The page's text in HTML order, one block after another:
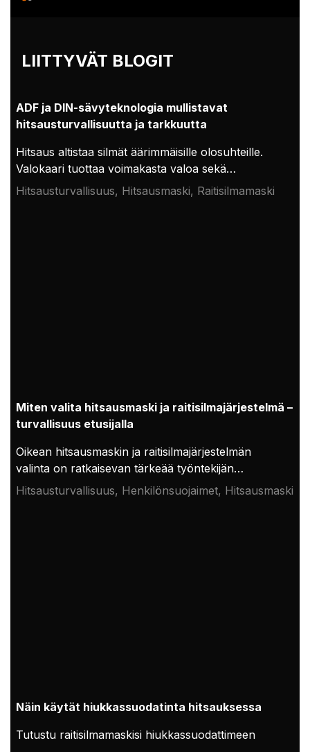
LIITTYVÄT BLOGIT
ADF ja DIN-sävyteknologia mullistavat
hitsausturvallisuutta ja tarkkuutta
Hitsaus altistaa silmät äärimmäisille olosuhteille.
Valokaari tuottaa voimakasta valoa sekä
ultravioletti- (UV) ja infrapunasäteilyä (IR), jotka
Hitsausturvallisuus, Hitsausmaski, Raitisilmamaski
Miten valita hitsausmaski ja raitisilmajärjestelmä –
turvallisuus etusijalla
Oikean hitsausmaskin ja raitisilmajärjestelmän
valinta on ratkaisevan tärkeää työntekijän
turvallisuudelle. Vaikka kustannukset ovat
Hitsausturvallisuus, Henkilönsuojaimet, Hitsausmaski,
Näin käytät hiukkassuodatinta hitsauksessa
Tutustu raitisilmamaskisi hiukkassuodattimeen